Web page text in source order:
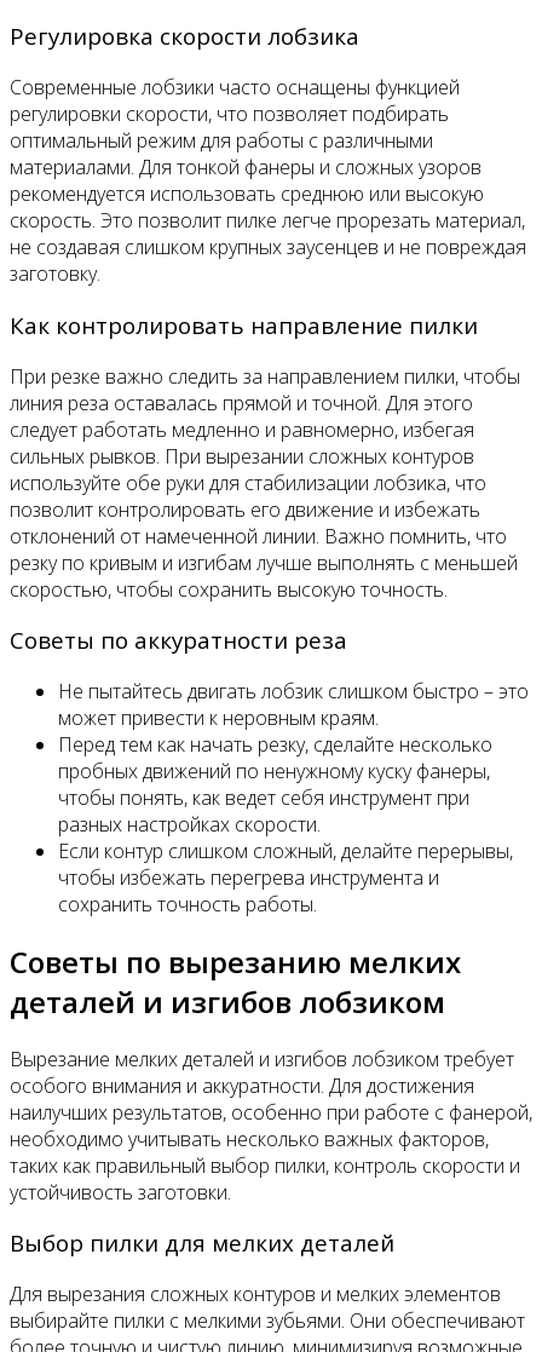
Регулировка скорости лобзика
Современные лобзики часто оснащены функцией
регулировки скорости, что позволяет подбирать
оптимальный режим для работы с различными
материалами. Для тонкой фанеры и сложных узоров
рекомендуется использовать среднюю или высокую
скорость. Это позволит пилке легче прорезать материал,
не создавая слишком крупных заусенцев и не повреждая
заготовку.
Как контролировать направление пилки
При резке важно следить за направлением пилки, чтобы
линия реза оставалась прямой и точной. Для этого
следует работать медленно и равномерно, избегая
сильных рывков. При вырезании сложных контуров
используйте обе руки для стабилизации лобзика, что
позволит контролировать его движение и избежать
отклонений от намеченной линии. Важно помнить, что
резку по кривым и изгибам лучше выполнять с меньшей
скоростью, чтобы сохранить высокую точность.
Советы по аккуратности реза
Не пытайтесь двигать лобзик слишком быстро – это
может привести к неровным краям.
Перед тем как начать резку, сделайте несколько
пробных движений по ненужному куску фанеры,
чтобы понять, как ведет себя инструмент при
разных настройках скорости.
Если контур слишком сложный, делайте перерывы,
чтобы избежать перегрева инструмента и
сохранить точность работы.
Советы по вырезанию мелких
деталей и изгибов лобзиком
Вырезание мелких деталей и изгибов лобзиком требует
особого внимания и аккуратности. Для достижения
наилучших результатов, особенно при работе с фанерой,
необходимо учитывать несколько важных факторов,
таких как правильный выбор пилки, контроль скорости и
устойчивость заготовки.
Выбор пилки для мелких деталей
Для вырезания сложных контуров и мелких элементов
выбирайте пилки с мелкими зубьями. Они обеспечивают